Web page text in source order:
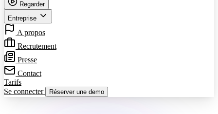
Regarder
Entreprise
A propos
Recrutement
Presse
Contact
Tarifs
Se connecter
Réserver une demo